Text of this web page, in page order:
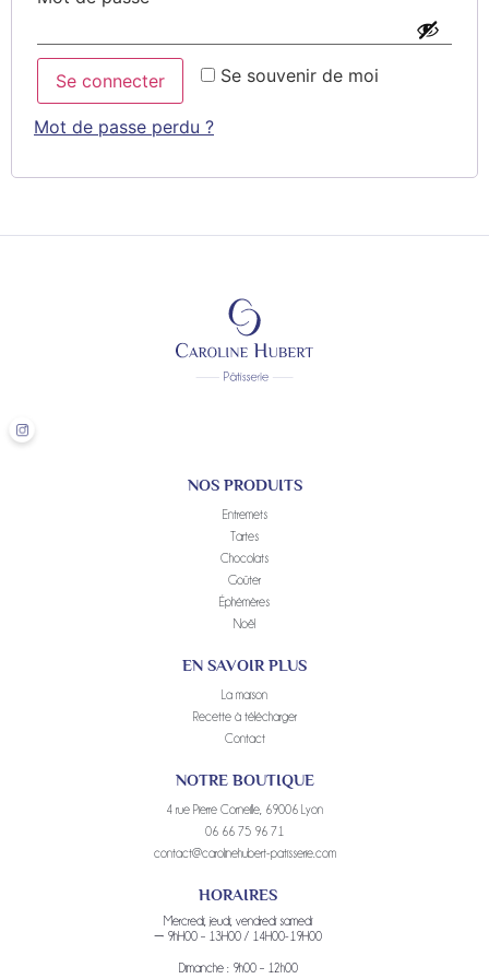
Se souvenir de moi
Se connecter
Mot de passe perdu ?
NOS PRODUITS
Entremets
Tartes
Chocolats
Goûter
Éphémères
Noël
EN SAVOIR PLUS
La maison
Recette à télécharger
Contact
NOTRE BOUTIQUE
4 rue Pierre Corneille, 69006 Lyon
06 66 75 96 71
contact@carolinehubert-patisserie.com
HORAIRES
Mercredi, jeudi, vendredi samedi
→ 9hH00 – 13H00 / 14H00-19H00
Dimanche : 9h00 – 12h00